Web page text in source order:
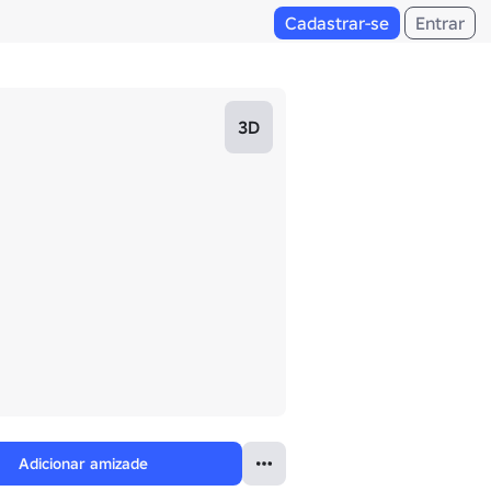
Cadastrar-se Entrar
3D
Adicionar amizade